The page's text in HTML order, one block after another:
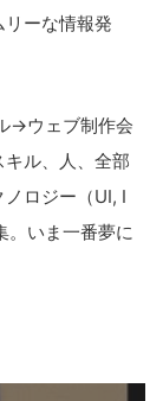
ーな情報発
→ウェブ制作会
ル、人、全部
ロジー（UI, I
。いま一番夢に